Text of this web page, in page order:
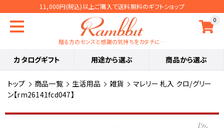
11,000円(税込)以上ご購入で送料無料のギフトショップ
0
贈る方のセンスと感謝の気持ちをカタチに…
カタログギフト 用途から選ぶ 商品から選ぶ
トップ 商品一覧 生活用品 雑貨
マレリー 札入 クロ/グリー
ン【rm26141fcd047】